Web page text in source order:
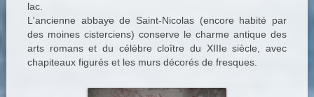
lac.
L'ancienne abbaye de Saint-Nicolas (encore habité par
des moines cisterciens) conserve le charme antique des
arts romans et du célèbre cloître du XIIIe siècle, avec
chapiteaux figurés et les murs décorés de fresques.